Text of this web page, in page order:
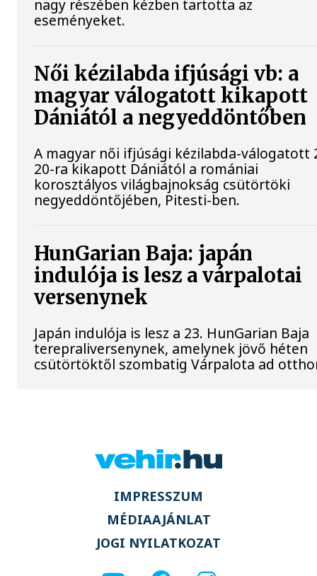
nagy részében kézben tartotta az
eseményeket.
Női kézilabda ifjúsági vb: a
magyar válogatott kikapott
Dániától a negyeddöntőben
A magyar női ifjúsági kézilabda-válogatott
20-ra kikapott Dániától a romániai
korosztályos világbajnokság csütörtöki
negyeddöntőjében, Pitesti-ben.
HunGarian Baja: japán
indulója is lesz a várpalotai
versenynek
Japán indulója is lesz a 23. HunGarian Baja
terepraliversenynek, amelynek jövő héten
csütörtöktől szombatig Várpalota ad
IMPRESSZUM
MÉDIAAJÁNLAT
JOGI NYILATKOZAT